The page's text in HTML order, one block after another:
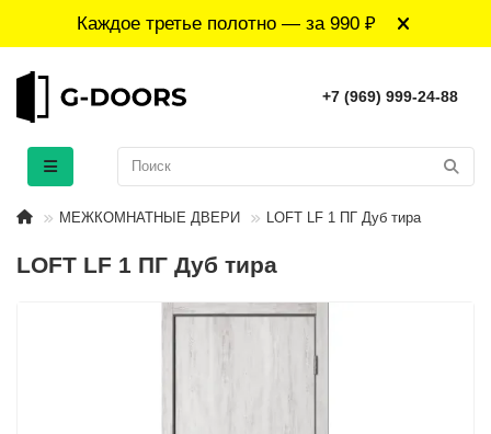
Каждое третье полотно — за 990 ₽
+7 (969) 999-24-88
МЕЖКОМНАТНЫЕ ДВЕРИ LOFT LF 1 ПГ Дуб тира
LOFT LF 1 ПГ Дуб тира